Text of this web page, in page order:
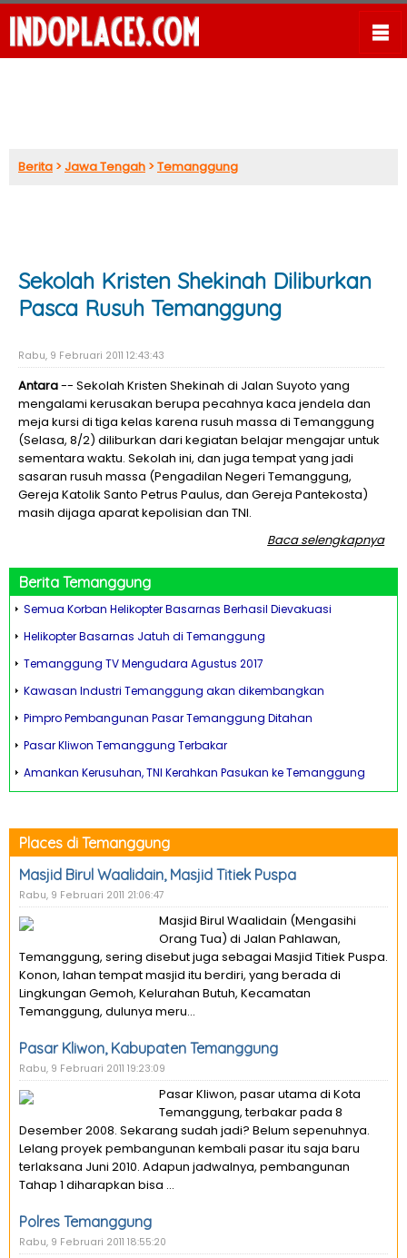
Berita >Jawa Tengah >Temanggung
Sekolah Kristen Shekinah Diliburkan
Pasca Rusuh Temanggung
Rabu, 9 Februari 2011 12:43:43
Antara-- Sekolah Kristen Shekinah di Jalan Suyoto yang
mengalami kerusakan berupa pecahnya kaca jendela dan
meja kursi di tiga kelas karena rusuh massa di Temanggung
(Selasa, 8/2) diliburkan dari kegiatan belajar mengajar untuk
sementara waktu. Sekolah ini, dan juga tempat yang jadi
sasaran rusuh massa (Pengadilan Negeri Temanggung,
Gereja Katolik Santo Petrus Paulus, dan Gereja Pantekosta)
masih dijaga aparat kepolisian dan TNI.
Baca selengkapnya
Berita Temanggung
Semua Korban Helikopter Basarnas Berhasil Dievakuasi
Helikopter Basarnas Jatuh di Temanggung
Temanggung TV Mengudara Agustus 2017
Kawasan Industri Temanggung akan dikembangkan
Pimpro Pembangunan Pasar Temanggung Ditahan
Pasar Kliwon Temanggung Terbakar
Amankan Kerusuhan, TNI Kerahkan Pasukan ke Temanggung
Places di Temanggung
Masjid Birul Waalidain, Masjid Titiek Puspa
Rabu, 9 Februari 2011 21:06:47
Masjid Birul Waalidain (Mengasihi
Orang Tua) di Jalan Pahlawan,
Temanggung, sering disebut juga sebagai Masjid Titiek Puspa.
Konon, lahan tempat masjid itu berdiri, yang berada di
Lingkungan Gemoh, Kelurahan Butuh, Kecamatan
Temanggung, dulunya meru...
Pasar Kliwon, Kabupaten Temanggung
Rabu, 9 Februari 2011 19:23:09
Pasar Kliwon, pasar utama di Kota
Temanggung, terbakar pada 8
Desember 2008. Sekarang sudah jadi? Belum sepenuhnya.
Lelang proyek pembangunan kembali pasar itu saja baru
terlaksana Juni 2010. Adapun jadwalnya, pembangunan
Tahap 1 diharapkan bisa ...
Polres Temanggung
Rabu, 9 Februari 2011 18:55:20